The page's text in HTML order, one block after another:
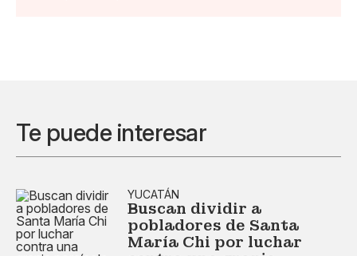
Te puede interesar
YUCATÁN
Buscan dividir a
pobladores de Santa
María Chi por luchar